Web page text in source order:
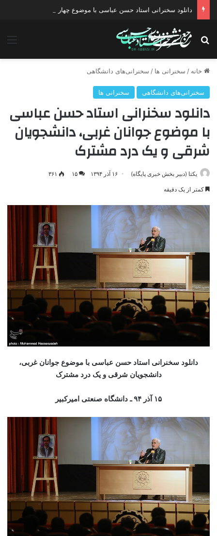
دانلود سخنرانی استاد حسن عباسی با موضوع چهار انتخاب ۱۴۰۰
جستجو برای
خانه / سخنرانی ها / سخنرانی‌های دانشگاهی
سخنرانی‌های دانشگاهی سخنرانی ها
دانلود سخنرانی استاد حسن عباسی
با موضوع جوانان غربی، دانشجویان
شرقی و یک درد مشترک
یکتا (دبیر بخش خبری پایگاه) ۱۶ آذر ۱۳۹۴ ۱۵ ۳۶۱
کمتر از یک دقیقه
دانلود سخنرانی استاد حسن عباسی با موضوع جوانان غربی،
دانشجویان شرقی و یک درد مشترک
۱۵ آذر ۹۴ ـ دانشگاه صنعتی امیرکبیر